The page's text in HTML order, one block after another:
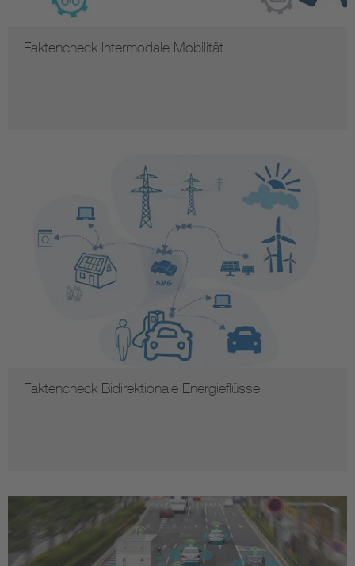
Faktencheck Intermodale Mobilität
Faktencheck Bidirektionale Energieflüsse